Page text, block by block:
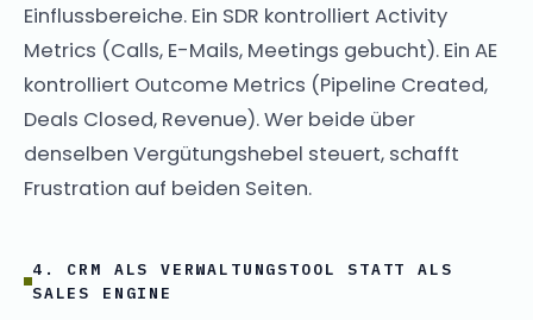
Einflussbereiche. Ein SDR kontrolliert Activity
Metrics (Calls, E-Mails, Meetings gebucht). Ein AE
kontrolliert Outcome Metrics (Pipeline Created,
Deals Closed, Revenue). Wer beide über
denselben Vergütungshebel steuert, schafft
Frustration auf beiden Seiten.
4. CRM ALS VERWALTUNGSTOOL STATT ALS
SALES ENGINE